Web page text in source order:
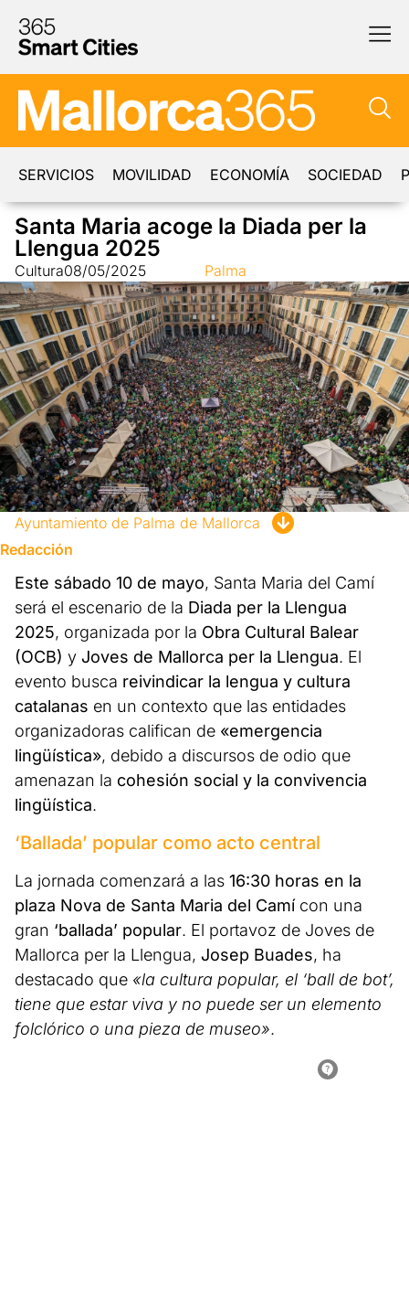
SERVICIOS MOVILIDAD ECONOMÍA SOCIEDAD
Santa Maria acoge la Diada per la
Llengua 2025
Cultura08/05/2025 Palma
Ayuntamiento de Palma de Mallorca
Redacción
Este sábado 10 de mayo, Santa Maria del Camí
será el escenario de la Diada per la Llengua
2025, organizada por la Obra Cultural Balear
(OCB) y Joves de Mallorca per la Llengua. El
evento busca reivindicar la lengua y cultura
catalanas en un contexto que las entidades
organizadoras califican de «emergencia
lingüística», debido a discursos de odio que
amenazan la cohesión social y la convivencia
lingüística.
‘Ballada’ popular como acto central
La jornada comenzará a las 16:30 horas en la
plaza Nova de Santa Maria del Camícon una
gran ‘ballada’ popular. El portavoz de Joves de
Mallorca per la Llengua, Josep Buades, ha
destacado que «la cultura popular, el ‘ball de bot’,
tiene que estar viva y no puede ser un elemento
folclórico o una pieza de museo».